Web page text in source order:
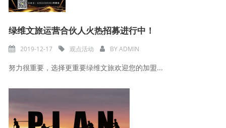
绿维文旅运营合伙人火热招募进行中！
2019-12-17 观点活动 BYADMIN
努力很重要，选择更重要绿维文旅欢迎您的加盟...